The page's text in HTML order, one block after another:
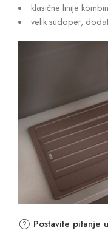
klasične linije
velik sudoper,
Postavite pitanje